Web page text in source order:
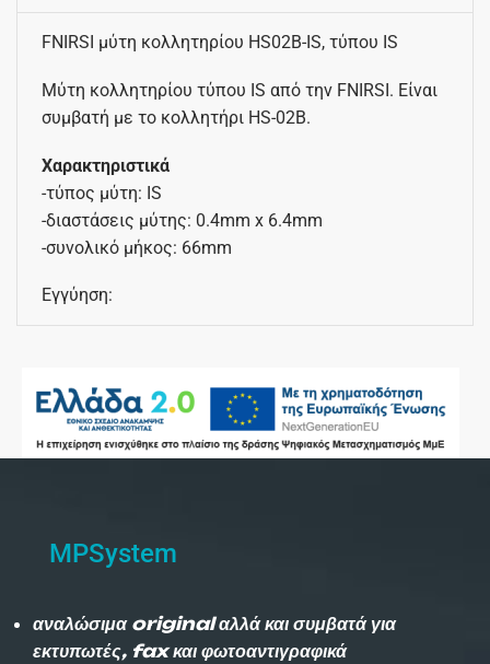
FNIRSI μύτη κολλητηρίου HS02B-IS, τύπου IS
Μύτη κολλητηρίου τύπου IS από την FNIRSI. Είναι
συμβατή με το κολλητήρι HS-02B.
Χαρακτηριστικά
-τύπος μύτη: IS
-διαστάσεις μύτης: 0.4mm x 6.4mm
-συνολικό μήκος: 66mm
Εγγύηση:
MPSystem
αναλώσιμα original αλλά και συμβατά για
εκτυπωτές, fax και φωτοαντιγραφικά